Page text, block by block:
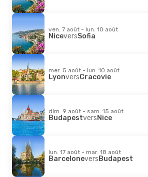
ven. 7 août - lun. 10 août
NiceversSofia
mer. 5 août - lun. 10 août
LyonversCracovie
dim. 9 août - sam. 15 août
BudapestversNice
lun. 17 août - mar. 18 août
BarceloneversBudapest